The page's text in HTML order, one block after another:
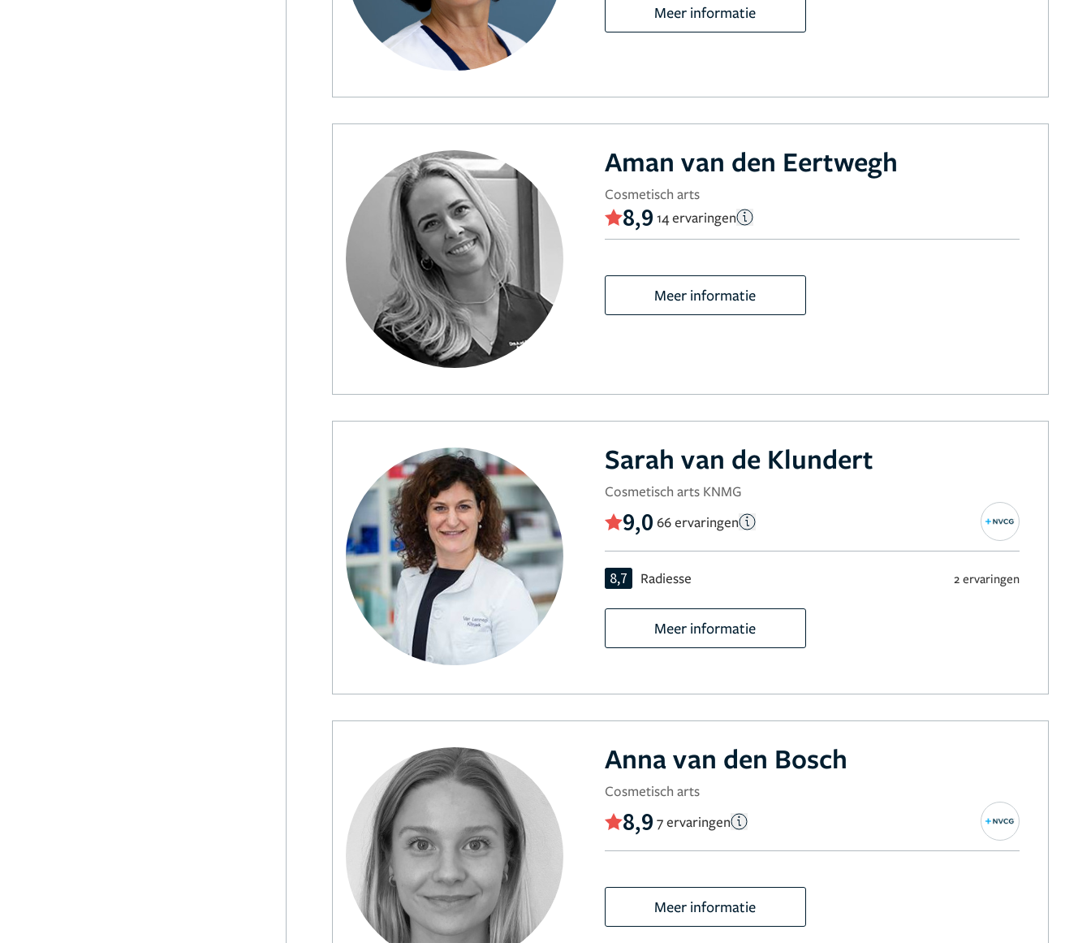
Meer informatie
Aman van den Eertwegh
Cosmetisch arts
8,9 14 ervaringen
Meer informatie
Sarah van de Klundert
Cosmetisch arts KNMG
9,0 66 ervaringen
8,7 Radiesse 2 ervaringen
Meer informatie
Anna van den Bosch
Cosmetisch arts
8,9 7 ervaringen
Meer informatie